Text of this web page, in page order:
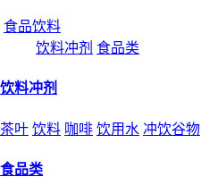
食品饮料
饮料冲剂 食品类
饮料冲剂
茶叶 饮料 咖啡 饮用水 冲饮谷物
食品类